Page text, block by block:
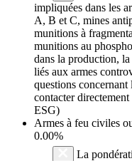
impliquées dans les
A, B et C, mines
munitions à
munitions au
dans la production,
liés aux armes
questions
contacter
ESG)
Armes à feu civiles
0.00%
La